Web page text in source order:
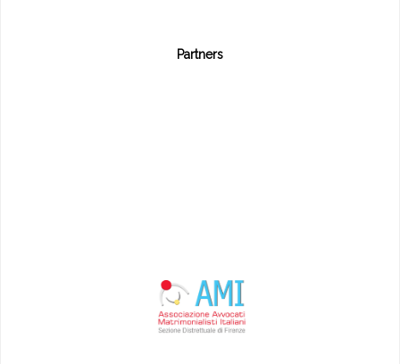
Partners